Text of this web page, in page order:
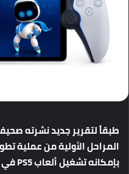
طبقاًلتقريرجديدنشرته
المراحلالأوليةمنعملية
بإمكانهتشغيلألعاب في